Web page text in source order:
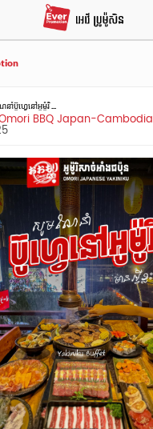
ាំប៊ូហ្វេនៅអូម៉ូរិ ...
BBQ Japan-Cambodia